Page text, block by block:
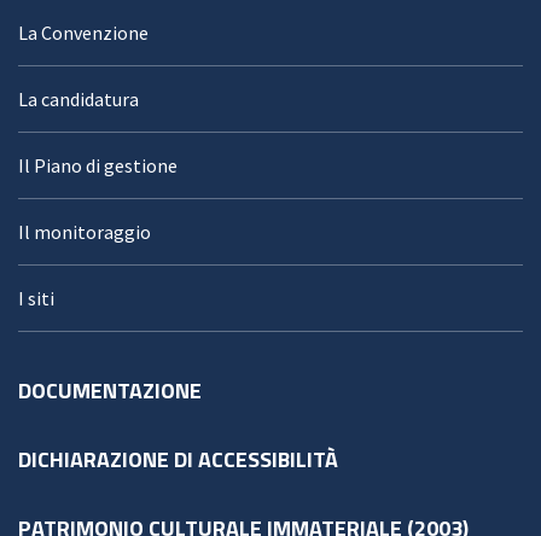
La Convenzione
La candidatura
Il Piano di gestione
Il monitoraggio
I siti
DOCUMENTAZIONE
DICHIARAZIONE DI ACCESSIBILITÀ
PATRIMONIO CULTURALE IMMATERIALE (2003)